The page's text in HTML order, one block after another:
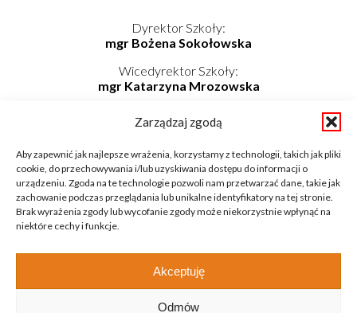
Zarządzaj zgodą
Aby zapewnić jak najlepsze wrażenia, korzystamy z technologii, takich jak pliki
cookie, do przechowywania i/lub uzyskiwania dostępu do informacji o
urządzeniu. Zgoda na te technologie pozwoli nam przetwarzać dane, takie jak
zachowanie podczas przeglądania lub unikalne identyfikatory na tej stronie.
Brak wyrażenia zgody lub wycofanie zgody może niekorzystnie wpłynąć na
niektóre cechy i funkcje.
Akceptuję
Odmów
Dyrektor Szkoły:
mgr Bożena Sokołowska
Wicedyrektor Szkoły:
mgr Katarzyna Mrozowska
mgr Elwira Kołaczyńska-Bogdan
Telefon komórkowy: 798-819-687
E-mail: internat@zsnieckowo.com.pl